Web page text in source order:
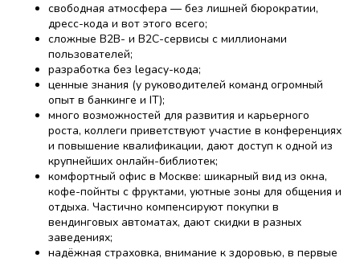
свободная атмосфера — без лишней бюрократии,
дресс-кода и вот этого всего;
сложные B2B- и B2C-сервисы с миллионами
пользователей;
разработка без legacy-кода;
ценные знания (у руководителей команд огромный
опыт в банкинге и IT);
много возможностей для развития и карьерного
роста, коллеги приветствуют участие в конференциях
и повышение квалификации, дают доступ к одной из
крупнейших онлайн-библиотек;
комфортный офис в Москве: шикарный вид из окна,
кофе-пойнты с фруктами, уютные зоны для общения и
отдыха. Частично компенсируют покупки в
вендинговых автоматах, дают скидки в разных
заведениях;
надёжная страховка, внимание к здоровью, в первые